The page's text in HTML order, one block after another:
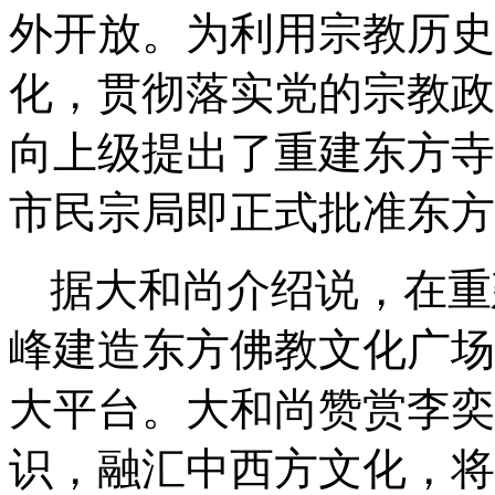
外开放。为利用宗教历
化，贯彻落实党的宗教
向上级提出了重建东方
市民宗局即正式批准东
据大和尚介绍说，在
峰建造东方佛教文化广
大平台。大和尚赞赏李
识，融汇中西方文化，